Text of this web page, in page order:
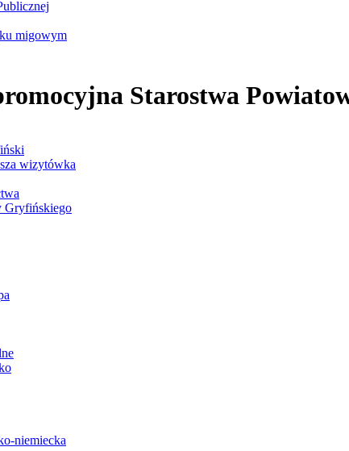
wizytówka
Gryfińskiego
niemiecka